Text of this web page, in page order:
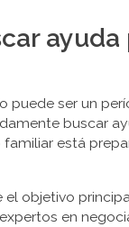
puede ser un
buscar
está
objetivo
en